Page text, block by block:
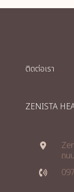
ติดต่อเรา
ZENISTA
ถน